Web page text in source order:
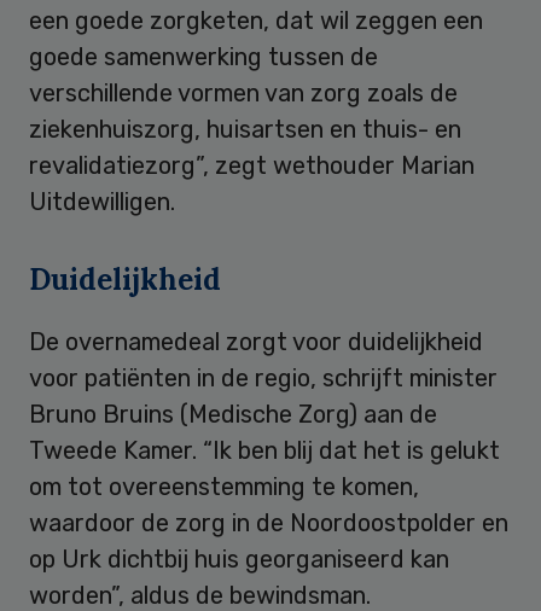
een goede zorgketen, dat wil zeggen een
goede samenwerking tussen de
verschillende vormen van zorg zoals de
ziekenhuiszorg, huisartsen en thuis- en
revalidatiezorg”, zegt wethouder Marian
Uitdewilligen.
Duidelijkheid
De overnamedeal zorgt voor duidelijkheid
voor patiënten in de regio, schrijft minister
Bruno Bruins (Medische Zorg) aan de
Tweede Kamer. “Ik ben blij dat het is gelukt
om tot overeenstemming te komen,
waardoor de zorg in de Noordoostpolder en
op Urk dichtbij huis georganiseerd kan
worden”, aldus de bewindsman.